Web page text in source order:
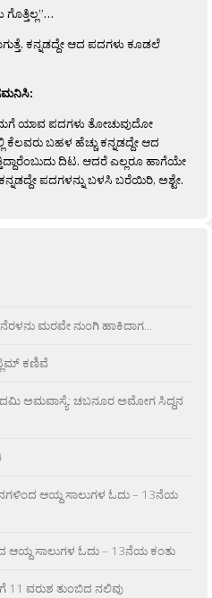
ಕನ್ನಡದ್ದೇ ಆದ ಪದಗಳು ಕೂಡಲೆ
ಯಾವ ಪದಗಳು ತೋಚುವುದೋ
ಬಹಳ ಹೆಚ್ಚು ಕನ್ನಡದ್ದೇ ಆದ
ದಿಟ. ಆದರೆ ಎಲ್ಲರೂ ಹಾಗೆಯೇ
ಪದಗಳನ್ನು ಬಳಸಿ ಬರೆಯಿರಿ, ಅಶ್ಟೇ.
ಮರವೇ ನುಂಗಿ ಹಾಕಿದಾಗ…
ಕಣಿವೆ
ಅಮವಾಸ್ಯೆ: ಚಬನೂರ ಅಮೋಗ ಸಿದ್ದನ
ಆಯ್ದ ಸಾಲುಗಳ ಓದು – 13ನೆಯ
ಸಾಲುಗಳ ಓದು – 13ನೆಯ ಕಂತು
11 ವರುಶ ತುಂಬಿದ ನಲಿವು